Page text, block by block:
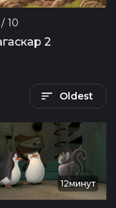
/ 10
2
Oldest
12минут